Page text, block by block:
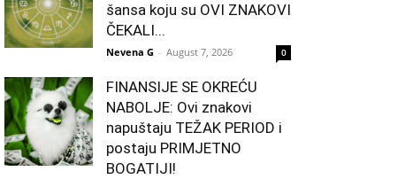
šansa koju su OVI ZNAKOVI
ČEKALI...
Nevena G - August 7, 2026 0
FINANSIJE SE OKREĆU
NABOLJE: Ovi znakovi
napuštaju TEŽAK PERIOD i
postaju PRIMJETNO
BOGATIJI!